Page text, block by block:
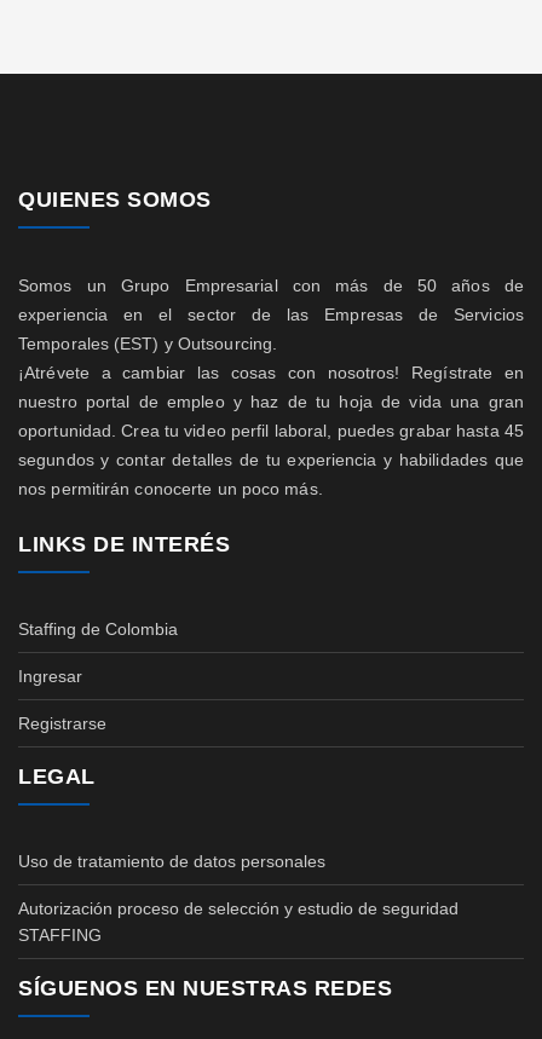
QUIENES SOMOS
Somos un Grupo Empresarial con más de 50 años de
experiencia en el sector de las Empresas de Servicios
Temporales (EST) y Outsourcing.
¡Atrévete a cambiar las cosas con nosotros! Regístrate en
nuestro portal de empleo y haz de tu hoja de vida una gran
oportunidad. Crea tu video perfil laboral, puedes grabar hasta 45
segundos y contar detalles de tu experiencia y habilidades que
nos permitirán conocerte un poco más.
LINKS DE INTERÉS
Staffing de Colombia
Ingresar
Registrarse
LEGAL
Uso de tratamiento de datos personales
Autorización proceso de selección y estudio de seguridad
STAFFING
SÍGUENOS EN NUESTRAS REDES